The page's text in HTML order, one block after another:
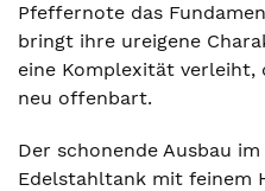
Pfeffernote das
bringt ihre ureigene
eine Komplexität verleiht,
neu offenbart.
Der schonende Ausbau
Edelstahltank mit feinem